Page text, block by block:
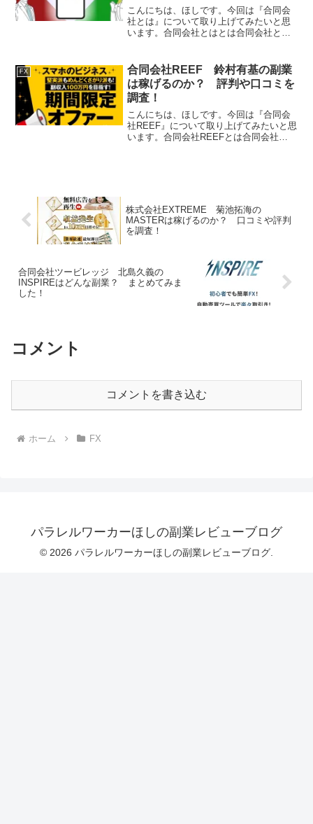
こんにちは、ほしです。今回は『合同会
社とは』について取り上げてみたいと思
います。合同会社とはとは合同会社とは
す！特定商取引法に基づく表記販売社名
合同会社とは運営統括責任...
FX
合同会社REEF 鈴村有基の副業
は稼げるのか？ 評判や口コミを
調査！
こんにちは、ほしです。今回は『合同会
社REEF』について取り上げてみたいと思
います。合同会社REEFとは合同会社
株式会社EXTREME 菊池拓海の
MASTERは稼げるのか？ 口コミや評判
を調査！
合同会社ツービレッジ 北島久義の
INSPIREはどんな副業？ まとめてみま
した！
コメント
コメントを書き込む
ホーム FX
パラレルワーカーほしの副業レビューブログ
© 2026 パラレルワーカーほしの副業レビューブログ.